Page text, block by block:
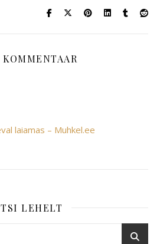
laiamas – Muhkel.ee
LEHELT